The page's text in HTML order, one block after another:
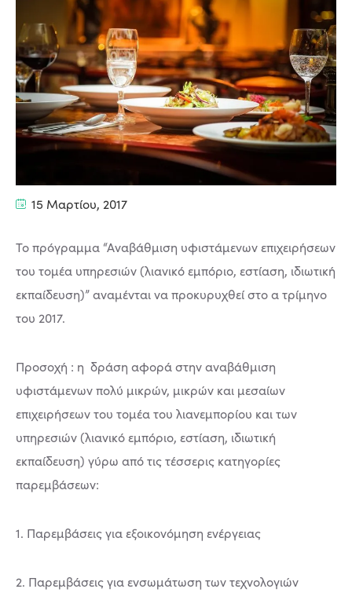
15 Μαρτίου, 2017
Το πρόγραμμα “Αναβάθμιση υφιστάμενων επιχειρήσεων
του τομέα υπηρεσιών (λιανικό εμπόριο, εστίαση, ιδιωτική
εκπαίδευση)” αναμένται να προκυρυχθεί στο α τρίμηνο
του 2017.
Προσοχή : η δράση αφορά στην αναβάθμιση
υφιστάμενων πολύ μικρών, μικρών και μεσαίων
επιχειρήσεων του τομέα του λιανεμπορίου και των
υπηρεσιών (λιανικό εμπόριο, εστίαση, ιδιωτική
εκπαίδευση) γύρω από τις τέσσερις κατηγορίες
παρεμβάσεων:
1. Παρεμβάσεις για εξοικονόμηση ενέργειας
2. Παρεμβάσεις για ενσωμάτωση των τεχνολογιών